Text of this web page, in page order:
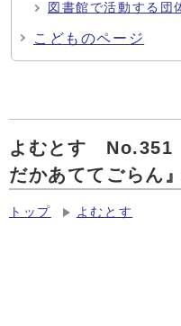
図書館で活動する団
こどものページ
よむとす No.351
だかあててごらん
トップ よむとす